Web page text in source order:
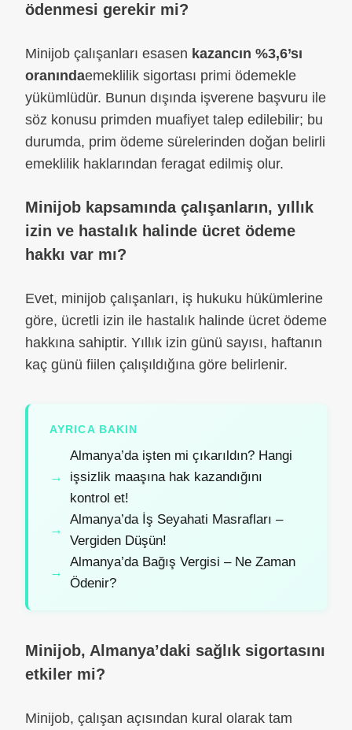
ödenmesi gerekir mi?
Minijob çalışanları esasen kazancın %3,6’sı
oranındaemeklilik sigortası primi ödemekle
yükümlüdür. Bunun dışında işverene başvuru ile
söz konusu primden muafiyet talep edilebilir; bu
durumda, prim ödeme sürelerinden doğan belirli
emeklilik haklarından feragat edilmiş olur.
Minijob kapsamında çalışanların, yıllık
izin ve hastalık halinde ücret ödeme
hakkı var mı?
Evet, minijob çalışanları, iş hukuku hükümlerine
göre, ücretli izin ile hastalık halinde ücret ödeme
hakkına sahiptir. Yıllık izin günü sayısı, haftanın
kaç günü fiilen çalışıldığına göre belirlenir.
AYRICA BAKIN
Almanya’da işten mi çıkarıldın? Hangi
işsizlik maaşına hak kazandığını
kontrol et!
Almanya’da İş Seyahati Masrafları –
Vergiden Düşün!
Almanya’da Bağış Vergisi – Ne Zaman
Ödenir?
Minijob, Almanya’daki sağlık sigortasını
etkiler mi?
Minijob, çalışan açısından kural olarak tam